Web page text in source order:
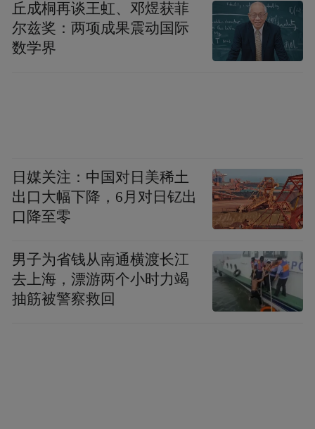
丘成桐再谈王虹、邓煜获菲
尔兹奖：两项成果震动国际
数学界
日媒关注：中国对日美稀土
出口大幅下降，6月对日钇出
口降至零
男子为省钱从南通横渡长江
去上海，漂游两个小时力竭
抽筋被警察救回